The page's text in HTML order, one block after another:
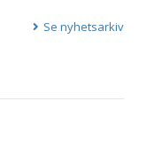
Se nyhetsarkiv